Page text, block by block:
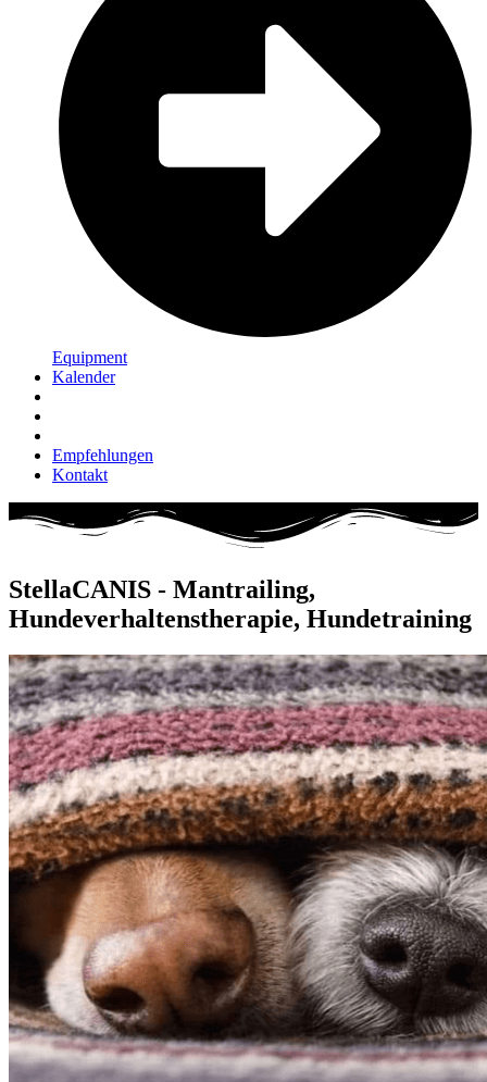
Equipment
Kalender
Empfehlungen
Kontakt
StellaCANIS - Mantrailing,
Hundeverhaltenstherapie, Hundetraining